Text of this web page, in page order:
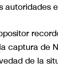
autoridades
captura de
de la